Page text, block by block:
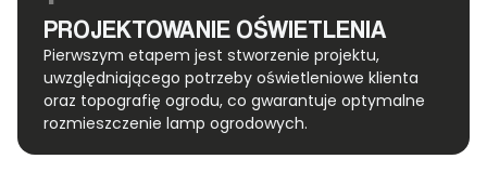
PROJEKTOWANIE OŚWIETLENIA
Pierwszym etapem jest stworzenie projektu,
uwzględniającego potrzeby oświetleniowe klienta
oraz topografię ogrodu, co gwarantuje optymalne
rozmieszczenie lamp ogrodowych.